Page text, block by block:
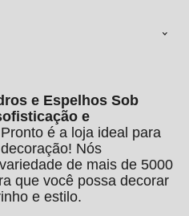
e Espelhos Sob
e
é a loja ideal para
Nós
de mais de 5000
que você possa decorar
e estilo.